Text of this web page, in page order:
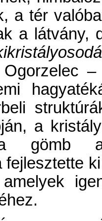
a tér
a látvány,
Ogorzelec
a
gömb
fejlesztette